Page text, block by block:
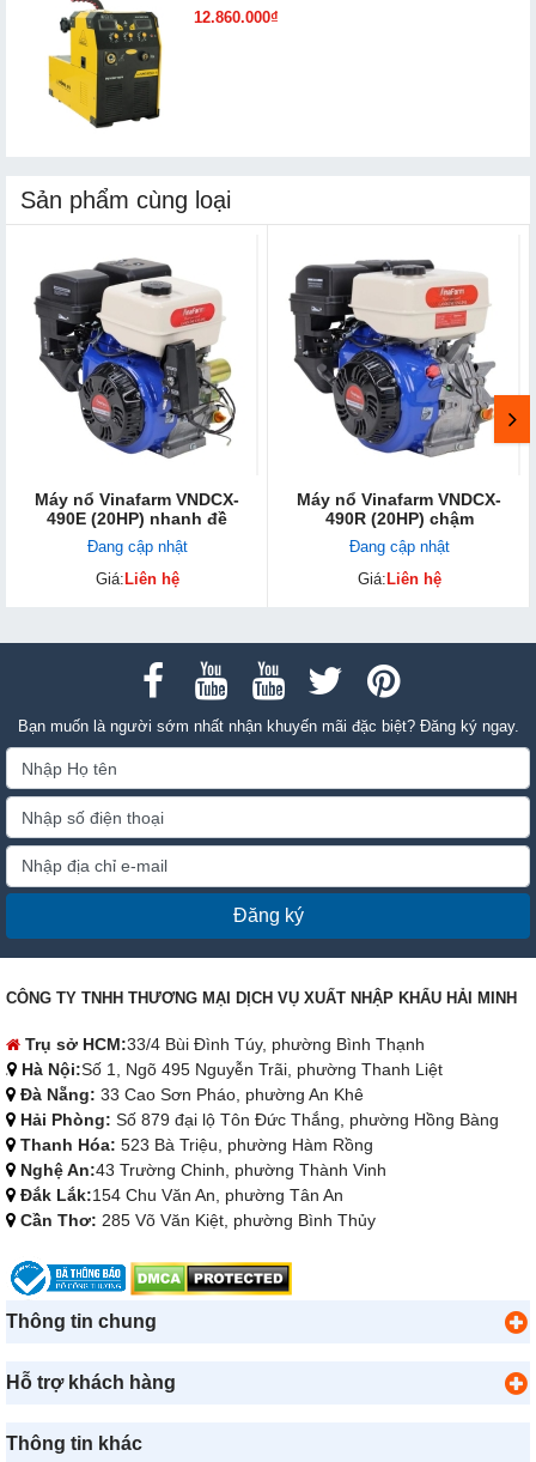
12.860.000₫
Sản phẩm cùng loại
Máy nổ Vinafarm VNDCX-
490E (20HP) nhanh đề
Đang cập nhật
Giá: Liên hệ
Máy nổ Vinafarm VNDCX-
490R (20HP) chậm
Đang cập nhật
Giá: Liên hệ
Bạn muốn là người sớm nhất nhận khuyến mãi đặc biệt? Đăng ký ngay.
Đăng ký
CÔNG TY TNHH THƯƠNG MẠI DỊCH VỤ XUẤT NHẬP KHẨU HẢI MINH
Trụ sở HCM:33/4 Bùi Đình Túy, phường Bình Thạnh
Hà Nội:Số 1, Ngõ 495 Nguyễn Trãi, phường Thanh Liệt
Đà Nẵng: 33 Cao Sơn Pháo, phường An Khê
Hải Phòng: Số 879 đại lộ Tôn Đức Thắng, phường Hồng Bàng
Thanh Hóa: 523 Bà Triệu, phường Hàm Rồng
Nghệ An:43 Trường Chinh, phường Thành Vinh
Đắk Lắk:154 Chu Văn An, phường Tân An
Cần Thơ: 285 Võ Văn Kiệt, phường Bình Thủy
Thông tin chung
Hỗ trợ khách hàng
Thông tin khác